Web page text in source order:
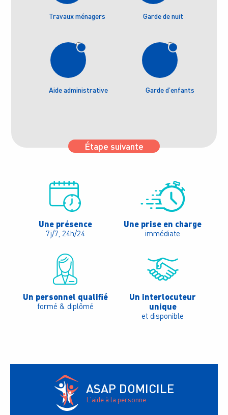
Travaux ménagers Garde de nuit
Aide administrative Garde d’enfants
Étape suivante
Une présence
7j/7, 24h/24
Une prise en charge
immédiate
Un personnel qualifié
formé & diplômé
Un interlocuteur
unique
et disponible
ASAP DOMICILE
L'aide à la personne